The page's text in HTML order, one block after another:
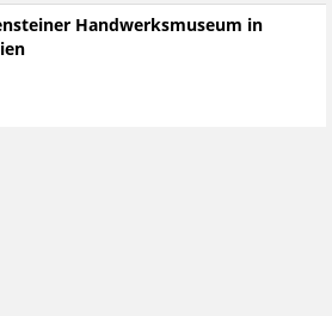
Handwerksmuseum in